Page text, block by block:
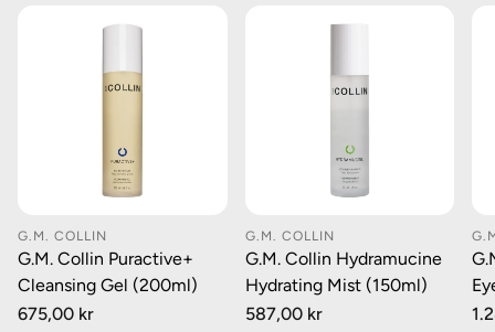
hudoverflaten.
G.M. COLLIN
G.M. Collin Puractive+
Cleansing Gel (200ml)
Vanlig
675,00 kr
G.M. COLLIN
G.M. Collin Hydramucine
Hydrating Mist (150ml)
Vanlig
587,00 kr